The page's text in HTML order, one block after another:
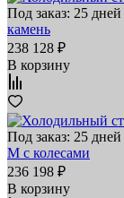
Под заказ: 25 дней
камень
238 128 ₽
В корзину
Под заказ: 25 дней
M с колесами
236 198 ₽
В корзину